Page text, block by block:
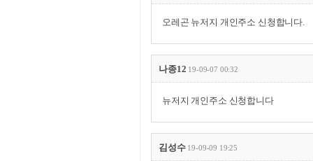
오레곤 뉴저지 개인주소 신청합니다.
나종12 19-09-07 00:32
뉴저지 개인주소 신청합니다
김성수 19-09-09 19:25